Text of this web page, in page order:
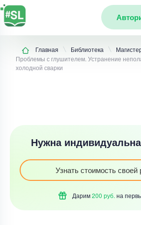
Главная Библиотека
Проблемы с глушителем. Устранение
холодной сварки
Нужна
Узнать стоимость своей
Дарим200 руб. на